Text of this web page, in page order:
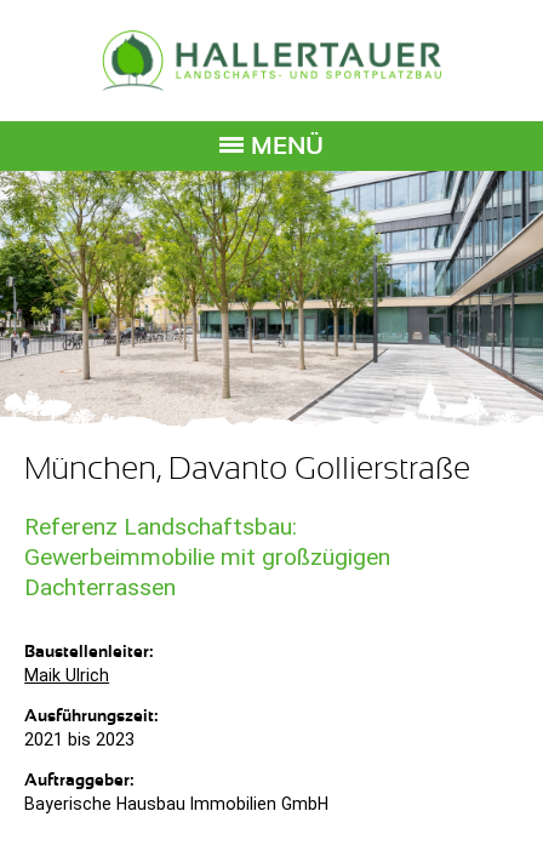
MENÜ
München, Davanto Gollierstraße
Referenz Landschaftsbau:
Gewerbeimmobilie mit großzügigen
Dachterrassen
Baustellenleiter:
Maik Ulrich
Ausführungszeit:
2021 bis 2023
Auftraggeber:
Bayerische Hausbau Immobilien GmbH